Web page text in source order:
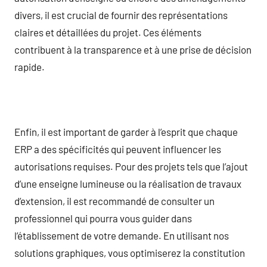
divers, il est crucial de fournir des représentations
claires et détaillées du projet. Ces éléments
contribuent à la transparence et à une prise de décision
rapide.
Enfin, il est important de garder à l’esprit que chaque
ERP a des spécificités qui peuvent influencer les
autorisations requises. Pour des projets tels que l’ajout
d’une enseigne lumineuse ou la réalisation de travaux
d’extension, il est recommandé de consulter un
professionnel qui pourra vous guider dans
l’établissement de votre demande. En utilisant nos
solutions graphiques, vous optimiserez la constitution